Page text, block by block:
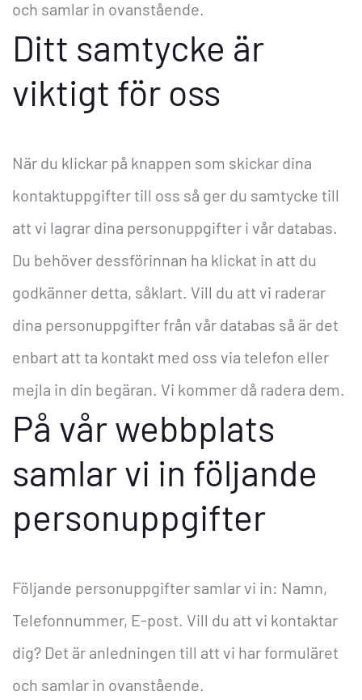
och samlar in ovanstående.
Ditt samtycke är
viktigt för oss
När du klickar på knappen som skickar dina
kontaktuppgifter till oss så ger du samtycke till
att vi lagrar dina personuppgifter i vår databas.
Du behöver dessförinnan ha klickat in att du
godkänner detta, såklart. Vill du att vi raderar
dina personuppgifter från vår databas så är det
enbart att ta kontakt med oss via telefon eller
mejla in din begäran. Vi kommer då radera dem.
På vår webbplats
samlar vi in följande
personuppgifter
Följande personuppgifter samlar vi in: Namn,
Telefonnummer, E-post. Vill du att vi kontaktar
dig? Det är anledningen till att vi har formuläret
och samlar in ovanstående.